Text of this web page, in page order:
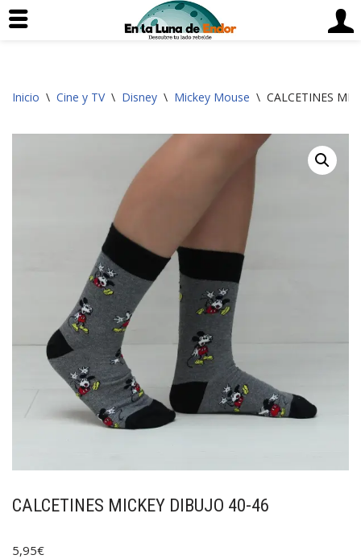
al
Inicio \ Cine y TV \ Disney \ Mickey Mouse \ CALCETINES
CALCETINES MICKEY DIBUJO 40-46
5,95€